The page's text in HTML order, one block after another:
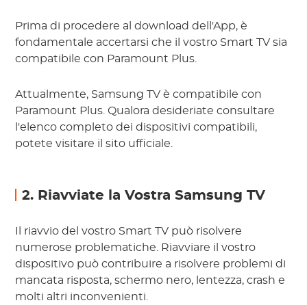
Prima di procedere al download dell'App, è
fondamentale accertarsi che il vostro Smart TV sia
compatibile con Paramount Plus.
Attualmente, Samsung TV è compatibile con
Paramount Plus. Qualora desideriate consultare
l'elenco completo dei dispositivi compatibili,
potete visitare il sito ufficiale.
2. Riavviate la Vostra Samsung TV
Il riavvio del vostro Smart TV può risolvere
numerose problematiche. Riavviare il vostro
dispositivo può contribuire a risolvere problemi di
mancata risposta, schermo nero, lentezza, crash e
molti altri inconvenienti.